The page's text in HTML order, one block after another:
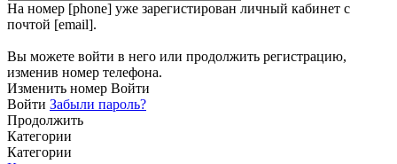
На номер [phone] уже зарегистирован личный кабинет с
почтой [email].
Вы можете войти в него или продолжить регистрацию,
изменив номер телефона.
Изменить номер Войти
Войти Забыли пароль?
Продолжить
Категории
Категории